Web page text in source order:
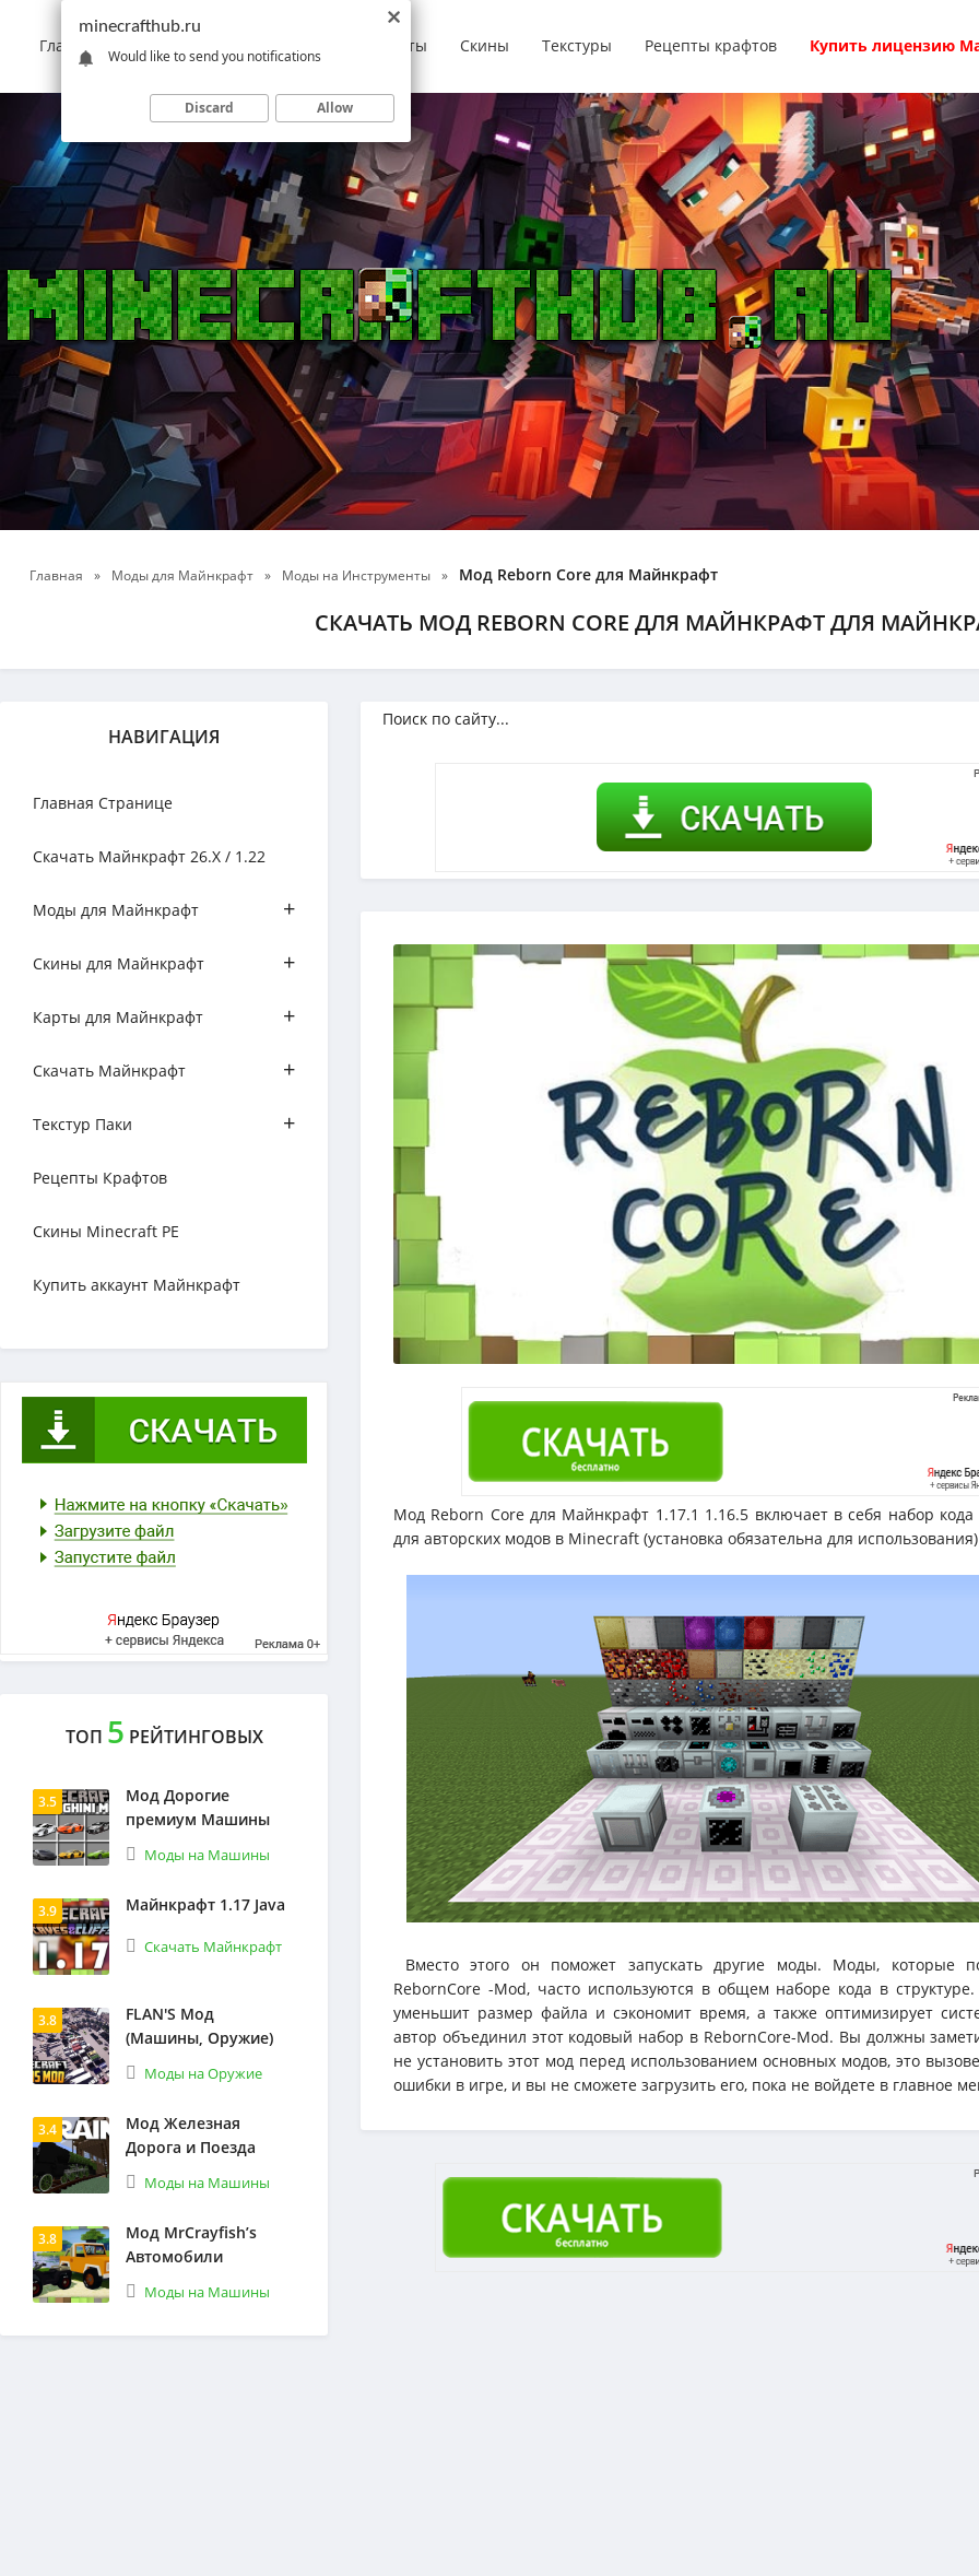
Главная Моды Скачать Minecraft Карты Скины Текстуры Рецепты крафтов Купить лицензию
Главная » Моды для Майнкрафт » Моды на Инструменты » Мод Reborn Core для Майнкрафт
СКАЧАТЬ МОД REBORN CORE ДЛЯ МАЙНКРАФТ ДЛЯ
НАВИГАЦИЯ
Главная Странице
Скачать Майнкрафт 26.Х / 1.22
Моды для Майнкрафт +
Скины для Майнкрафт +
Карты для Майнкрафт +
Скачать Майнкрафт +
Текстур Паки +
Рецепты Крафтов
Скины Minecraft PE
Купить аккаунт Майнкрафт
ТОП 5 РЕЙТИНГОВЫХ
3.5
Мод Дорогие
премиум Машины
Моды на Машины
3.9 Майнкрафт 1.17 Java
Скачать Майнкрафт
3.8
FLAN'S Мод
(Машины, Оружие)
Моды на Оружие
3.4
Мод Железная
Дорога и Поезда
Моды на Машины
3.8
Мод MrCrayfish’s
Автомобили
Моды на Машины
Мод Reborn Core для Майнкрафт 1.17.1 1.16.5 включает в себя набор
для авторских модов в Minecraft (установка обязательна для
Вместо этого он поможет запускать другие моды. Моды, которые
RebornCore -Mod, часто используются в общем наборе кода в
уменьшит размер файла и сэкономит время, а также оптимизирует
автор объединил этот кодовый набор в RebornCore-Mod. Вы должны
не установить этот мод перед использованием основных модов, это
ошибки в игре, и вы не сможете загрузить его, пока не войдете в главное
minecrafthub.ru
Would like to send you notifications
Discard Allow